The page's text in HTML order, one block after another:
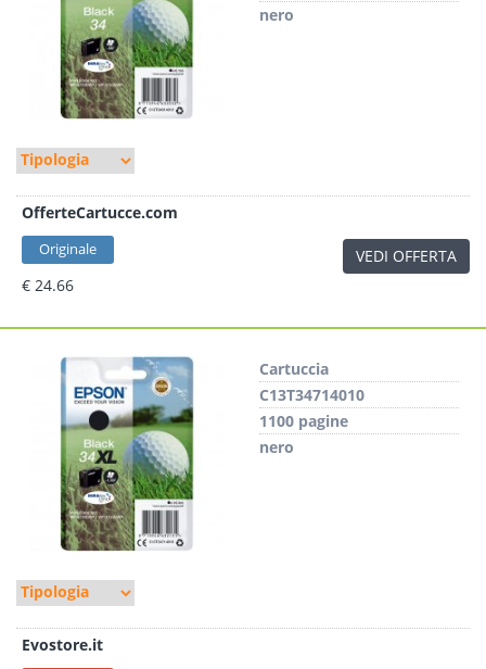
nero
OfferteCartucce.com
Originale
€ 24.66
VEDI OFFERTA
Cartuccia
C13T34714010
1100 pagine
nero
Evostore.it